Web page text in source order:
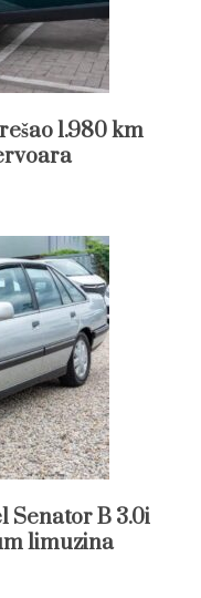
1.980 km
Senator B 3.0i
limuzina